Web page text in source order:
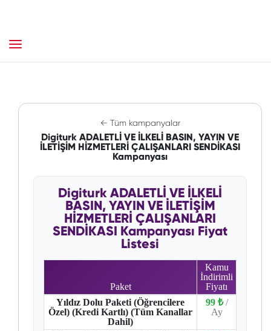
← Tüm kampanyalar
Digiturk ADALETLİ VE İLKELİ BASIN, YAYIN VE
İLETİŞİM HİZMETLERİ ÇALIŞANLARI SENDİKASI
Kampanyası
Digiturk ADALETLİ VE İLKELİ
BASIN, YAYIN VE İLETİŞİM
HİZMETLERİ ÇALIŞANLARI
SENDİKASI Kampanyası Fiyat
Listesi
Paket
Kamu
İndirimli
Fiyatı
Yıldız Dolu Paketi (Öğrencilere
Özel) (Kredi Kartlı) (Tüm Kanallar
Dahil)
99 ₺ /
Ay